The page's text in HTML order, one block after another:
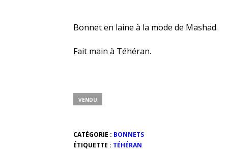
Bonnet en laine à la mode de Mashad.
Fait main à Téhéran.
VENDU
CATÉGORIE : BONNETS
ÉTIQUETTE : TÉHÉRAN